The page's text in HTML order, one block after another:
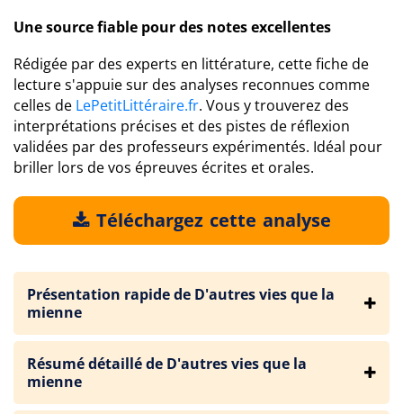
Une source fiable pour des notes excellentes
Rédigée par des experts en littérature, cette fiche de
lecture s'appuie sur des analyses reconnues comme
celles de LePetitLittéraire.fr. Vous y trouverez des
interprétations précises et des pistes de réflexion
validées par des professeurs expérimentés. Idéal pour
briller lors de vos épreuves écrites et orales.
Téléchargez cette analyse
Présentation rapide de D'autres vies que la
mienne
Résumé détaillé de D'autres vies que la
mienne